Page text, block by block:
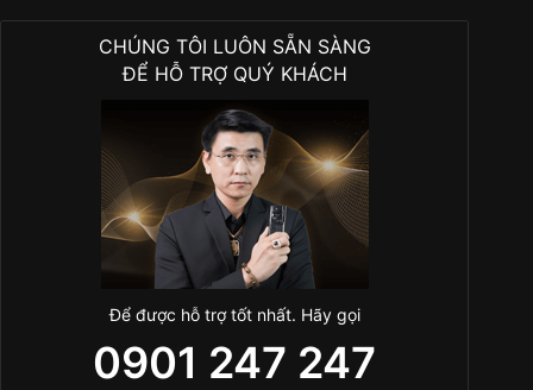
CHÚNG TÔI LUÔN SẴN SÀNG
ĐỂ HỖ TRỢ QUÝ KHÁCH
Để được hỗ trợ tốt nhất. Hãy gọi
0901 247 247